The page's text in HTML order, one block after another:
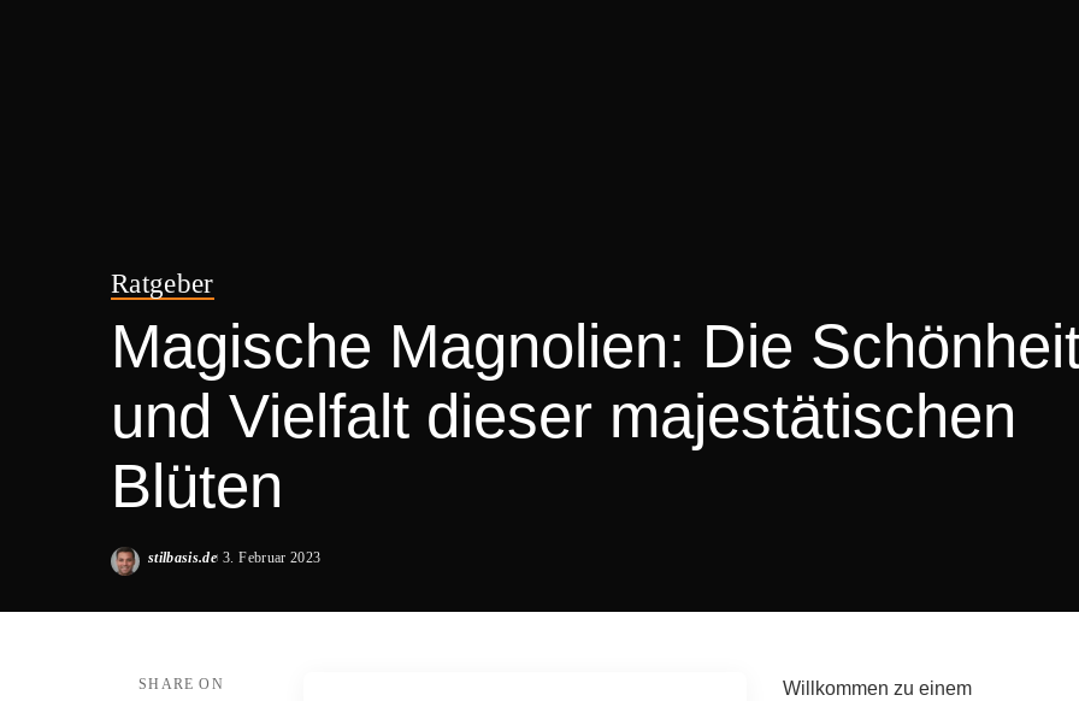
Ratgeber
Magische Magnolien: Die
und Vielfalt dieser majestätischen
Blüten
Posted
stilbasis.de 3. Februar 2023
SHARE ON
Willkommen zu einem